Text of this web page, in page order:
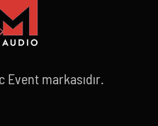
Event markasıdır.